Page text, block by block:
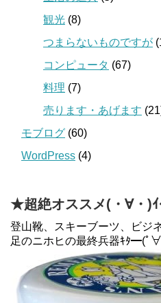
観光 (8)
つまらないものですが
コンピュータ (67)
料理 (7)
売ります・あげます
モブログ (60)
WordPress (4)
★超絶オススメ(・∀・)
登山靴、スキーブーツ、ビジ
足のニホヒの最終兵器ｷﾀ━(ﾟ